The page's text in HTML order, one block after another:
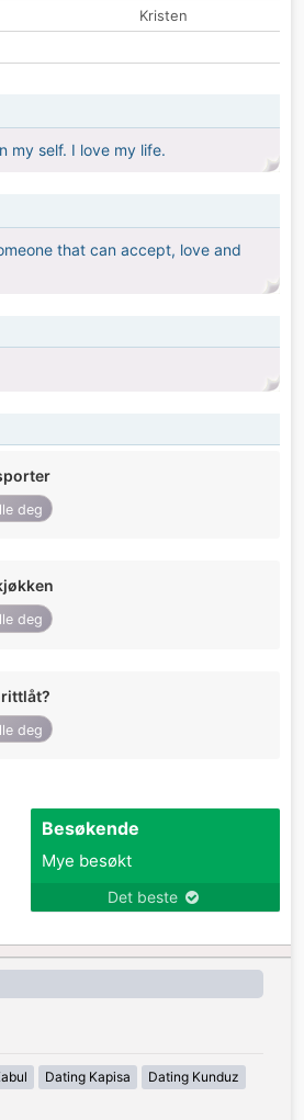
Kristen
my self. I love my life.
that can accept, love and
deg
deg
deg
Besøkende
Mye besøkt
Det beste
Dating Kapisa Dating Kunduz